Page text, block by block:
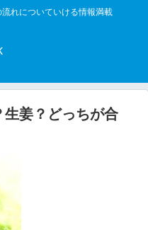
れについていける情報満載
生姜？どっちが合